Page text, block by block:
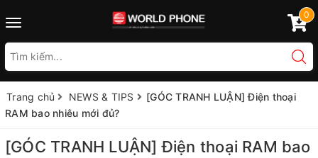
Toggle
0
Trang chủ NEWS & TIPS
[GÓC TRANH LUẬN] Điện thoại
RAM bao nhiêu mới đủ?
[GÓC TRANH LUẬN] Điện thoại RAM bao